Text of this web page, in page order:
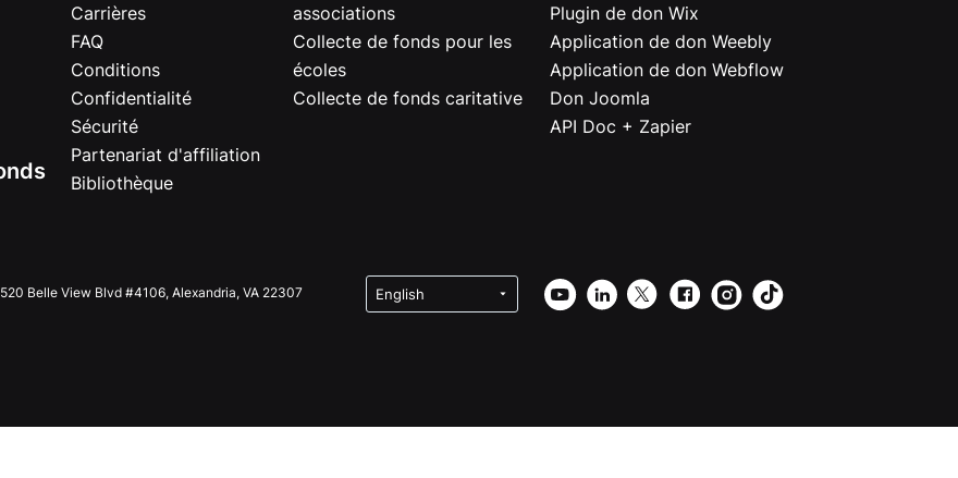
Carrières
FAQ
Conditions
Confidentialité
Sécurité
Partenariat d'affiliation
Bibliothèque
associations
Collecte de fonds pour les
écoles
Collecte de fonds caritative
Plugin de don Wix
Application de don Weebly
Application de don Webflow
Don Joomla
API Doc + Zapier
Belle View Blvd #4106, Alexandria, VA 22307